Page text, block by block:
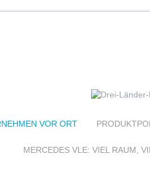
VOR ORT
MERCEDES VLE: VIEL RAUM,